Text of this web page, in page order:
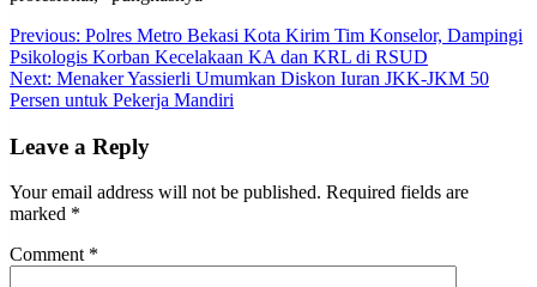
Post
navigation
Previous: Polres Metro Bekasi Kota Kirim Tim Konselor, Dampingi
Psikologis Korban Kecelakaan KA dan KRL di RSUD
Next: Menaker Yassierli Umumkan Diskon Iuran JKK-JKM 50
Persen untuk Pekerja Mandiri
Leave a Reply
Your email address will not be published. Required fields are
marked *
Comment *